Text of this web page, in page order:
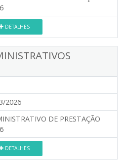
DETALHES
2026
DE PRESTAÇÃO
DETALHES